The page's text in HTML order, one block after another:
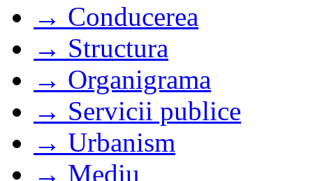
→ Conducerea
→ Structura
→ Organigrama
→ Servicii publice
→ Urbanism
→ Mediu